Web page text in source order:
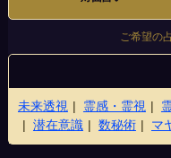
ご希望の
未来透視 霊感・霊視
潜在意識
数秘術 マ